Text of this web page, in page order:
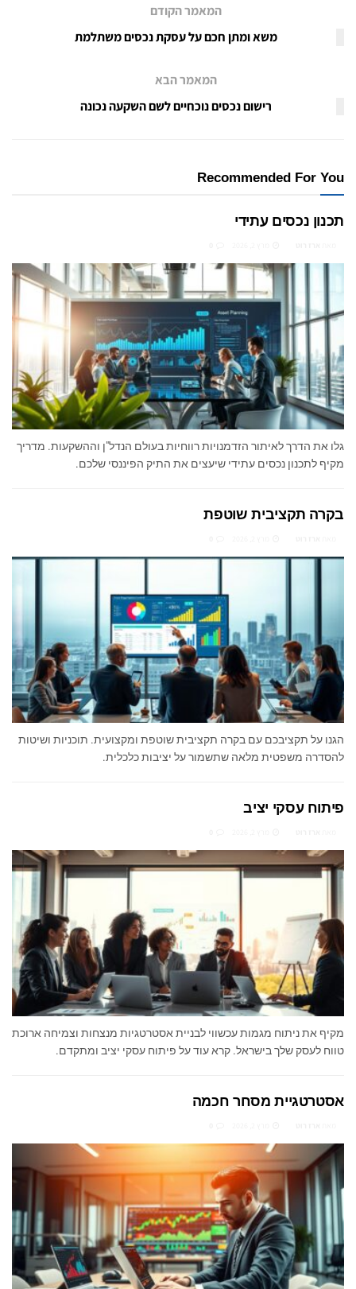
המאמר הקודם
משא ומתן חכם על עסקת נכסים משתלמת
המאמר הבא
רישום נכסים נוכחיים לשם השקעה נכונה
Recommended For You
תכנון נכסים עתידי
גלו את הדרך לאיתור הזדמנויות רווחיות בעולם הנדל"ן וההשקעות. מדריך
מקיף לתכנון נכסים עתידי שיעצים את התיק הפיננסי שלכם.
בקרה תקציבית שוטפת
הגנו על תקציבכם עם בקרה תקציבית שוטפת ומקצועית. תוכניות ושיטות
להסדרה משפטית מלאה שתשמור על יציבות כלכלית.
פיתוח עסקי יציב
מקיף את ניתוח מגמות עכשווי לבניית אסטרטגיות מנצחות וצמיחה ארוכת
טווח לעסק שלך בישראל. קרא עוד על פיתוח עסקי יציב ומתקדם.
אסטרטגיית מסחר חכמה